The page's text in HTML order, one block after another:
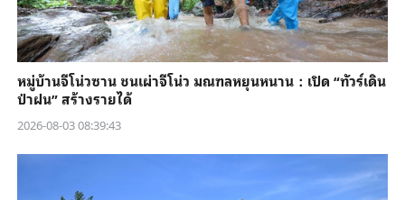
หมู่บ้านจีโน่วซาน ชนเผ่าจีโน่ว มณฑลหยุนหนาน：เปิด “ทัวร์เดิน
ป่าฝน” สร้างรายได้
2026-08-03 08:39:43